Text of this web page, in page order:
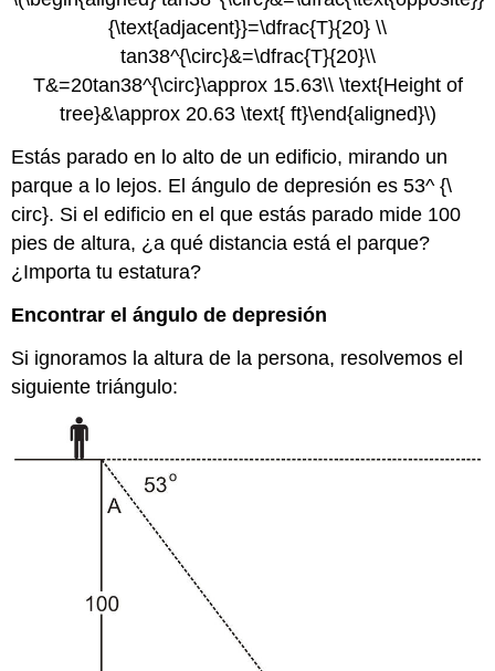
{\text{adjacent}}=\dfrac{T}{20} \\
tan38^{\circ}&=\dfrac{T}{20}\\
T&=20tan38^{\circ}\approx 15.63\\ \text{Height of
tree}&\approx 20.63 \text{ ft}\end{aligned}\)
Estás parado en lo alto de un edificio, mirando un
parque a lo lejos. El ángulo de depresión es 53^ {\
circ}. Si el edificio en el que estás parado mide 100
pies de altura, ¿a qué distancia está el parque?
¿Importa tu estatura?
Encontrar el ángulo de depresión
Si ignoramos la altura de la persona, resolvemos el
siguiente triángulo: